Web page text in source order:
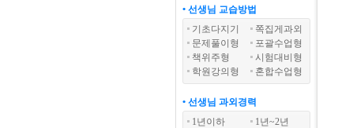
• 선생님 교습방법
기초다지기
쪽집게과외
문제풀이형
포괄수업형
책위주형
시험대비형
학원강의형
혼합수업형
• 선생님 과외경력
1년이하
1년~2년